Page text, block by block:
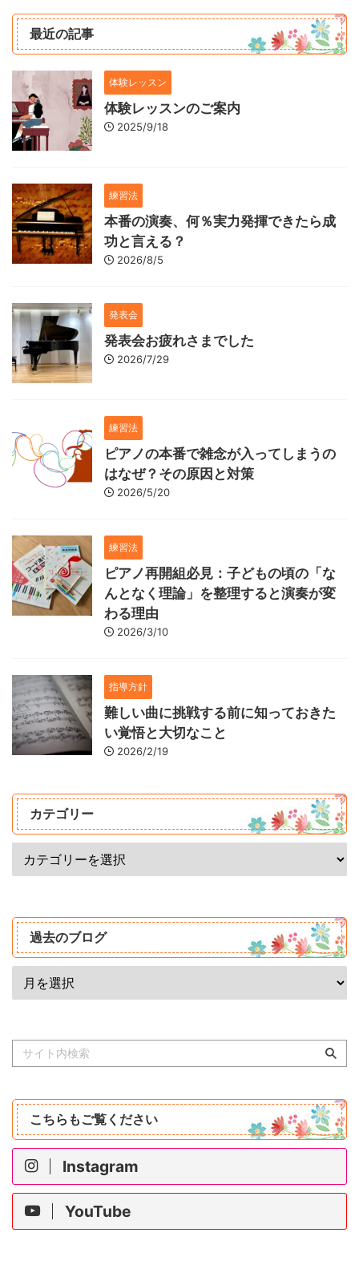
最近の記事
体験レッスン
体験レッスンのご案内
2025/9/18
練習法
本番の演奏、何％実力発揮できたら成
功と言える？
2026/8/5
発表会
発表会お疲れさまでした
2026/7/29
練習法
ピアノの本番で雑念が入ってしまうの
はなぜ？その原因と対策
2026/5/20
練習法
ピアノ再開組必見：子どもの頃の「な
んとなく理論」を整理すると演奏が変
わる理由
2026/3/10
指導方針
難しい曲に挑戦する前に知っておきた
い覚悟と大切なこと
2026/2/19
カテゴリー
過去のブログ
こちらもご覧ください
Instagram
YouTube